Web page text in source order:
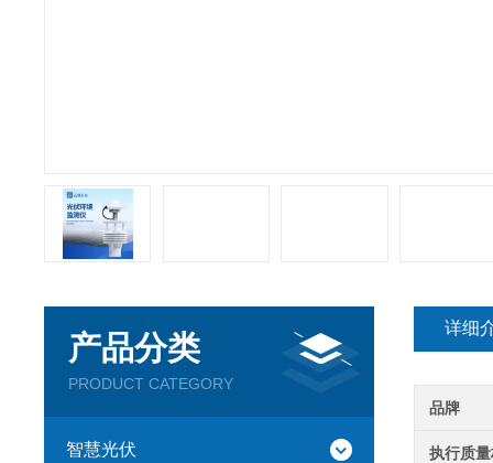
产品分类
PRODUCT CATEGORY
智慧光伏
详细
品牌
执行质